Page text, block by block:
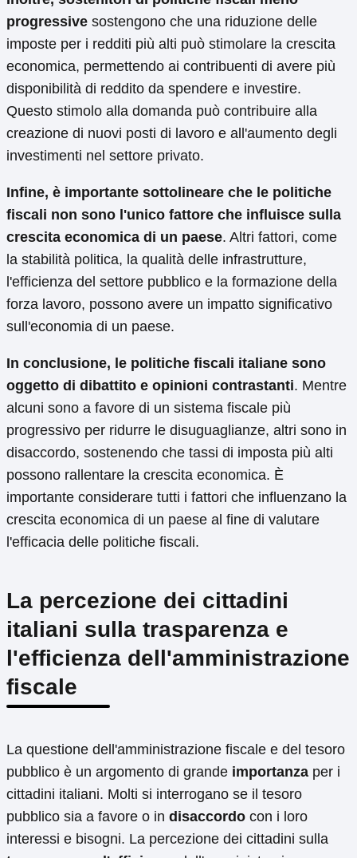
progressive sostengono che una riduzione delle
imposte per i redditi più alti può stimolare la crescita
economica, permettendo ai contribuenti di avere più
disponibilità di reddito da spendere e investire.
Questo stimolo alla domanda può contribuire alla
creazione di nuovi posti di lavoro e all'aumento degli
investimenti nel settore privato.
Infine, è importante sottolineare che le politiche
fiscali non sono l'unico fattore che influisce sulla
crescita economica di un paese. Altri fattori, come
la stabilità politica, la qualità delle infrastrutture,
l'efficienza del settore pubblico e la formazione della
forza lavoro, possono avere un impatto significativo
sull'economia di un paese.
In conclusione, le politiche fiscali italiane sono
oggetto di dibattito e opinioni contrastanti. Mentre
alcuni sono a favore di un sistema fiscale più
progressivo per ridurre le disuguaglianze, altri sono in
disaccordo, sostenendo che tassi di imposta più alti
possono rallentare la crescita economica. È
importante considerare tutti i fattori che influenzano la
crescita economica di un paese al fine di valutare
l'efficacia delle politiche fiscali.
La percezione dei cittadini
italiani sulla trasparenza e
l'efficienza dell'amministrazione
fiscale
La questione dell'amministrazione fiscale e del tesoro
pubblico è un argomento di grande importanza per i
cittadini italiani. Molti si interrogano se il tesoro
pubblico sia a favore o in disaccordo con i loro
interessi e bisogni. La percezione dei cittadini sulla